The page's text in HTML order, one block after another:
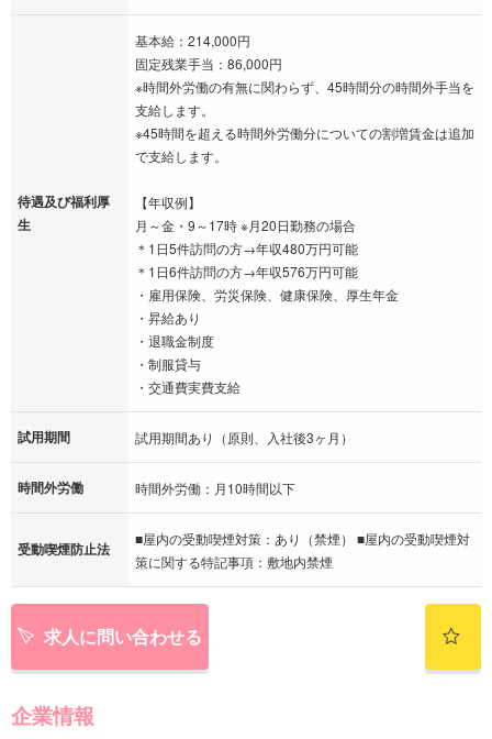
待遇及び福利厚
生
基本給：214,000円
固定残業手当：86,000円
※時間外労働の有無に関わらず、45時間分の時間外手当を
支給します。
※45時間を超える時間外労働分についての割増賃金は追加
で支給します。
【年収例】
月～金・9～17時 ※月20日勤務の場合
＊1日5件訪問の方→年収480万円可能
＊1日6件訪問の方→年収576万円可能
・雇用保険、労災保険、健康保険、厚生年金
・昇給あり
・退職金制度
・制服貸与
・交通費実費支給
試用期間 試用期間あり（原則、入社後3ヶ月）
時間外労働 時間外労働：月10時間以下
受動喫煙防止法
■屋内の受動喫煙対策：あり（禁煙） ■屋内の受動喫煙対
策に関する特記事項：敷地内禁煙
求人に問い合わせる
企業情報